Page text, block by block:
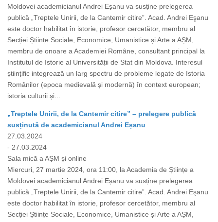
Moldovei academicianul Andrei Eșanu va susține prelegerea
publică „Treptele Unirii, de la Cantemir citire”. Acad. Andrei Eşanu
este doctor habilitat în istorie, profesor cercetător, membru al
Secției Științe Sociale, Economice, Umanistice și Arte a AȘM,
membru de onoare a Academiei Române, consultant principal la
Institutul de Istorie al Universității de Stat din Moldova. Interesul
științific integrează un larg spectru de probleme legate de Istoria
Românilor (epoca medievală și modernă) în context european;
istoria culturii și...
„Treptele Unirii, de la Cantemir citire” – prelegere publică
susținută de academicianul Andrei Eșanu
27.03.2024
- 27.03.2024
Sala mică a AȘM și online
Miercuri, 27 martie 2024, ora 11:00, la Academia de Științe a
Moldovei academicianul Andrei Eșanu va susține prelegerea
publică „Treptele Unirii, de la Cantemir citire”. Acad. Andrei Eşanu
este doctor habilitat în istorie, profesor cercetător, membru al
Secției Științe Sociale, Economice, Umanistice și Arte a AȘM,